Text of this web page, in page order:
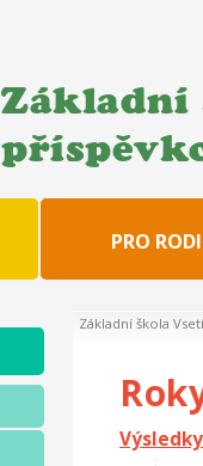
Základní
PRO
Základní škola